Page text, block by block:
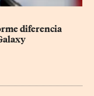
diferencia